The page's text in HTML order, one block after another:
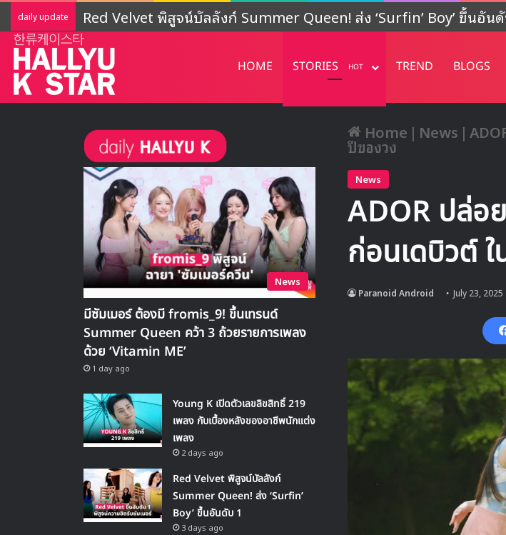
daily update LIGHTSUM เตรียมเดบิวต์ใหม่ เดินหน้าโปรเจคต์ในญี่ปุ่น
HOME STORIES HOT TREND BLOGS
Home | News |
ปีของวง
News
ADOR ปล่อ
ก่อนเดบิวต์
Paranoid Android July 23, 2025
News
มีซัมเมอร์ ต้องมี fromis_9! ขึ้นเทรนด์
Summer Queen คว้า 3 ถ้วยรายการเพลง
ด้วย ‘Vitamin ME’
1 day ago
Young K เปิดตัวเลขลิขสิทธิ์ 219
เพลง กับเบื้องหลังของอาชีพนักแต่ง
เพลง
2 days ago
Red Velvet พิสูจน์บัลลังก์
Summer Queen! ส่ง ‘Surfin’
Boy’ ขึ้นอันดับ 1
3 days ago